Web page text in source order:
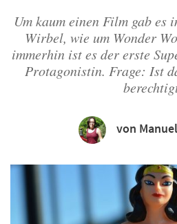
Um kaum einen Film gab es
Wirbel, wie um Wonder
immerhin ist es der erste
Protagonistin. Frage: Ist
von